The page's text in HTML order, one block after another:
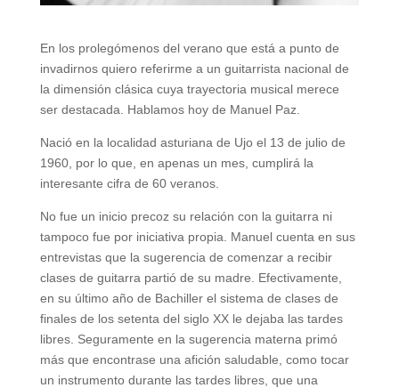
En los prolegómenos del verano que está a punto de
invadirnos quiero referirme a un guitarrista nacional de
la dimensión clásica cuya trayectoria musical merece
ser destacada. Hablamos hoy de Manuel Paz.
Nació en la localidad asturiana de Ujo el 13 de julio de
1960, por lo que, en apenas un mes, cumplirá la
interesante cifra de 60 veranos.
No fue un inicio precoz su relación con la guitarra ni
tampoco fue por iniciativa propia. Manuel cuenta en sus
entrevistas que la sugerencia de comenzar a recibir
clases de guitarra partió de su madre. Efectivamente,
en su último año de Bachiller el sistema de clases de
finales de los setenta del siglo XX le dejaba las tardes
libres. Seguramente en la sugerencia materna primó
más que encontrase una afición saludable, como tocar
un instrumento durante las tardes libres, que una